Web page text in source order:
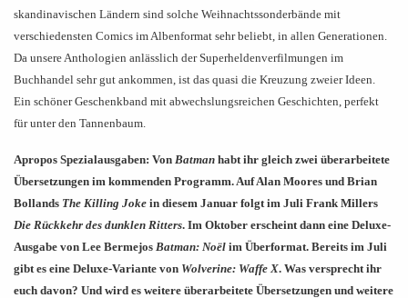
skandinavischen Ländern sind solche Weihnachtssonderbände mit
verschiedensten Comics im Albenformat sehr beliebt, in allen Generationen.
Da unsere Anthologien anlässlich der Superheldenverfilmungen im
Buchhandel sehr gut ankommen, ist das quasi die Kreuzung zweier Ideen.
Ein schöner Geschenkband mit abwechslungsreichen Geschichten, perfekt
für unter den Tannenbaum.
Apropos Spezialausgaben: Von Batman habt ihr gleich zwei überarbeitete
Übersetzungen im kommenden Programm. Auf Alan Moores und Brian
Bollands The Killing Joke in diesem Januar folgt im Juli Frank Millers
Die Rückkehr des dunklen Ritters. Im Oktober erscheint dann eine Deluxe-
Ausgabe von Lee Bermejos Batman: Noël im Überformat. Bereits im Juli
gibt es eine Deluxe-Variante von Wolverine: Waffe X. Was versprecht ihr
euch davon? Und wird es weitere überarbeitete Übersetzungen und weitere